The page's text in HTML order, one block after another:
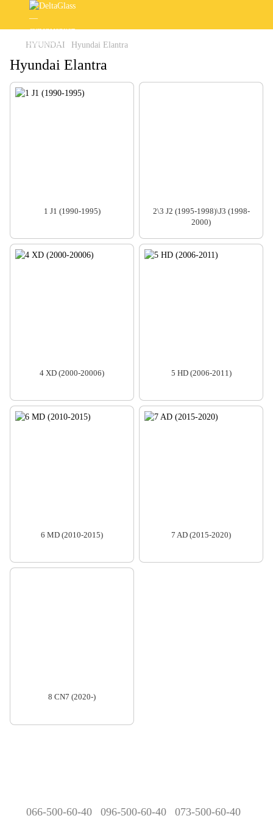
HYUNDAI Hyundai Elantra
Hyundai Elantra
1 J1 (1990-1995)
2\3 J2 (1995-1998)\J3 (1998-
2000)
4 XD (2000-20006) 5 HD (2006-2011)
6 MD (2010-2015) 7 AD (2015-2020)
8 CN7 (2020-)
066-500-60-40 096-500-60-40 073-500-60-40